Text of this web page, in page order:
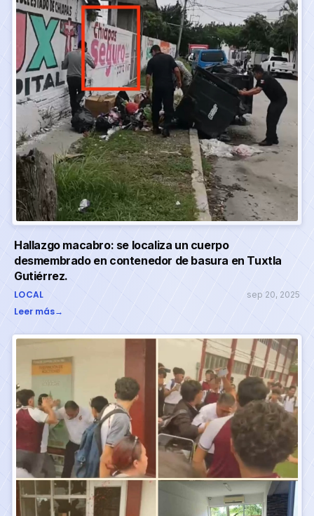
Hallazgo macabro: se localiza un cuerpo
desmembrado en contenedor de basura en Tuxtla
Gutiérrez.
LOCAL sep 20, 2025
Leer más→